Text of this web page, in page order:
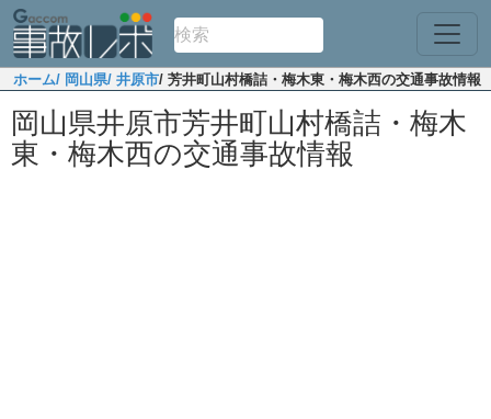
ホーム/ 岡山県/ 井原市/ 芳井町山村橋詰・梅木東・梅木西の交通事故情報
岡山県井原市芳井町山村橋詰・梅木
東・梅木西の交通事故情報